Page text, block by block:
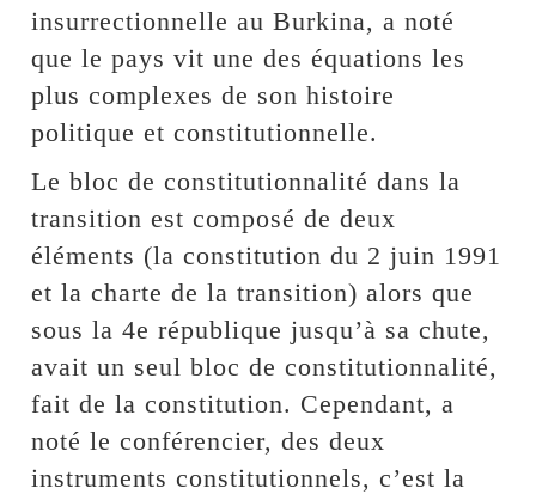
insurrectionnelle au Burkina, a noté
que le pays vit une des équations les
plus complexes de son histoire
politique et constitutionnelle.
Le bloc de constitutionnalité dans la
transition est composé de deux
éléments (la constitution du 2 juin 1991
et la charte de la transition) alors que
sous la 4e république jusqu’à sa chute,
avait un seul bloc de constitutionnalité,
fait de la constitution. Cependant, a
noté le conférencier, des deux
instruments constitutionnels, c’est la